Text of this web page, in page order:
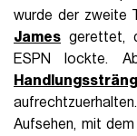
wurde der zweite
James gerettet,
ESPN lockte.
Aufsehen, mit